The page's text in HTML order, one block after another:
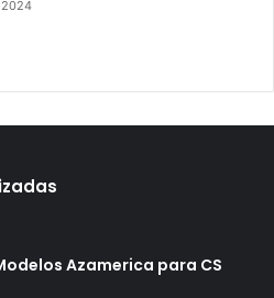
Plus
Azamerica para CS